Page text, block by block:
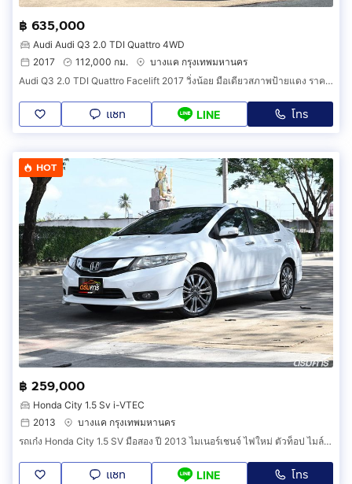
฿ 635,000
Audi Audi Q3 2.0 TDI Quattro 4WD
2017
112,000 กม.
บางแค กรุงเทพมหานคร
Audi Q3 2.0 TDI Quattro Facelift 2017 วิ่งน้อย มือเดียวสภาพป้ายแดง ราคาถูกที่สุดในตลาด
แชท LINE โทร
HOT
฿ 259,000
Honda City 1.5 Sv i-VTEC
2013
บางแค กรุงเทพมหานคร
รถเก๋ง Honda City 1.5 SV มือสอง ปี 2013 ไมเนอร์เชนจ์ ไฟใหม่ ตัวท็อป ไมล์น้อยเฉลี่ยปีละ 10,000 กม. เท่านั้น (รหัสสินค้า C0CH)
แชท LINE โทร